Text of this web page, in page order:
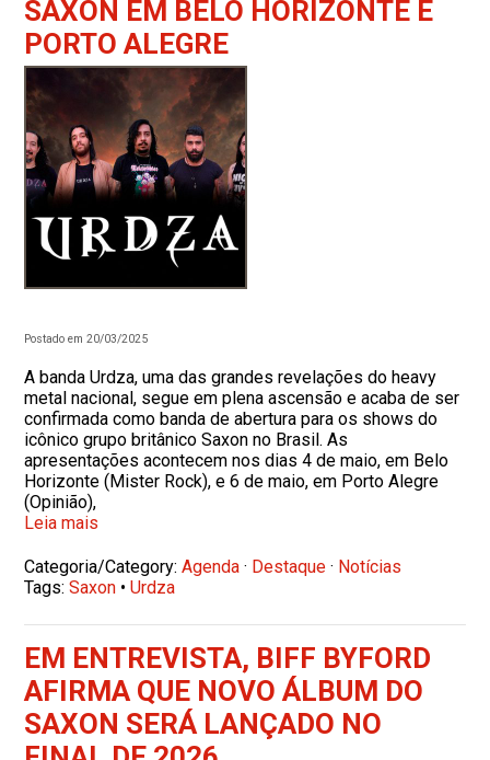
SAXON EM BELO HORIZONTE E
PORTO ALEGRE
Postado em 20/03/2025
A banda Urdza, uma das grandes revelações do heavy
metal nacional, segue em plena ascensão e acaba de ser
confirmada como banda de abertura para os shows do
icônico grupo britânico Saxon no Brasil. As
apresentações acontecem nos dias 4 de maio, em Belo
Horizonte (Mister Rock), e 6 de maio, em Porto Alegre
(Opinião),
Leia mais
Categoria/Category:Agenda · Destaque · Notícias
Tags:Saxon •Urdza
EM ENTREVISTA, BIFF BYFORD
AFIRMA QUE NOVO ÁLBUM DO
SAXON SERÁ LANÇADO NO